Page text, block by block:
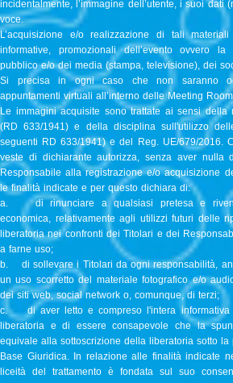
incidentalmente, l’immagine dell’utente, i suoi dati
voce.
L’acquisizione e/o realizzazione di tali
informative, promozionali dell’evento ovvero
pubblico e/o dei media (stampa, televisione), dei
Si precisa in ogni caso che non saranno
appuntamenti virtuali all’interno delle Meeting
Le immagini acquisite sono trattate ai sensi della
(RD 633/1941) e della disciplina sull'utilizzo
seguenti RD 633/1941) e del Reg. UE/679/2016.
veste di dichiarante autorizza, senza aver nulla
Responsabile alla registrazione e/o acquisizione
le finalità indicate e per questo dichiara di:
a. di rinunciare a qualsiasi pretesa e
economica, relativamente agli utilizzi futuri delle
liberatoria nei confronti dei Titolari e dei
a farne uso;
b. di sollevare i Titolari da ogni responsabilità,
un uso scorretto del materiale fotografico e/o
dei siti web, social network o, comunque, di terzi;
c. di aver letto e compreso l'intera informativa
liberatoria e di essere consapevole che la
equivale alla sottoscrizione della liberatoria sotto la
Base Giuridica. In relazione alle finalità indicate
liceità del trattamento è fondata sul suo